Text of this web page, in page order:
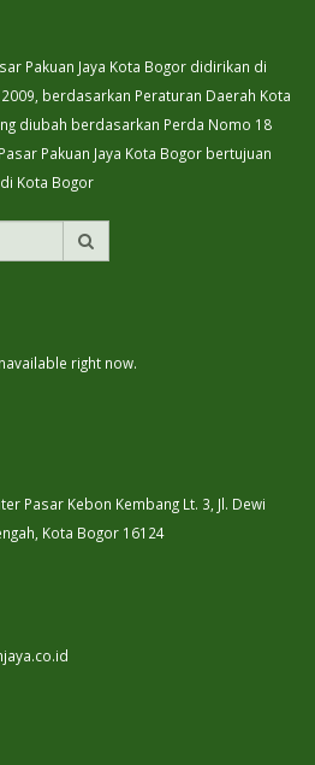
Pakuan Jaya Kota Bogor didirikan di
berdasarkan Peraturan Daerah Kota
diubah berdasarkan Perda Nomo 18
Pakuan Jaya Kota Bogor bertujuan
Kota Bogor
right now.
Pasar Kebon Kembang Lt. 3, Jl. Dewi
Kota Bogor 16124